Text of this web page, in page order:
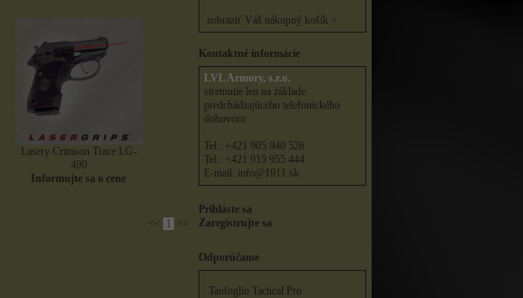
Lasery Crimson Trace LG-
490
Informujte sa o cene
<< 1 >>
zobraziť Váš nákupný košík >
Kontaktné informácie
LVL Armory, s.r.o.
stretnutie len na základe
predchádzajúceho telefonického
dohovoru
Tel.: +421 905 940 526
Tel.: +421 915 955 444
E-mail: info@1911.sk
Prihláste sa
Zaregistrujte sa
Odporúčame
Tanfoglio Tactical Pro